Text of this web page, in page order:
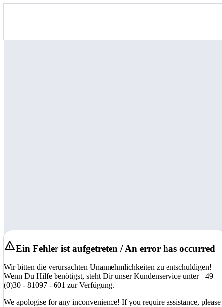
Ein Fehler ist aufgetreten / An error has occurred
Wir bitten die verursachten Unannehmlichkeiten zu entschuldigen!
Wenn Du Hilfe benötigst, steht Dir unser Kundenservice unter +49
(0)30 - 81097 - 601 zur Verfügung.
We apologise for any inconvenience! If you require assistance, please